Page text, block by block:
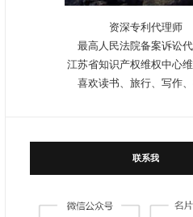
资深专利代理师
最高人民法院备案诉讼
江苏省知识产权维权中心
喜欢读书、旅行、写作
联系我